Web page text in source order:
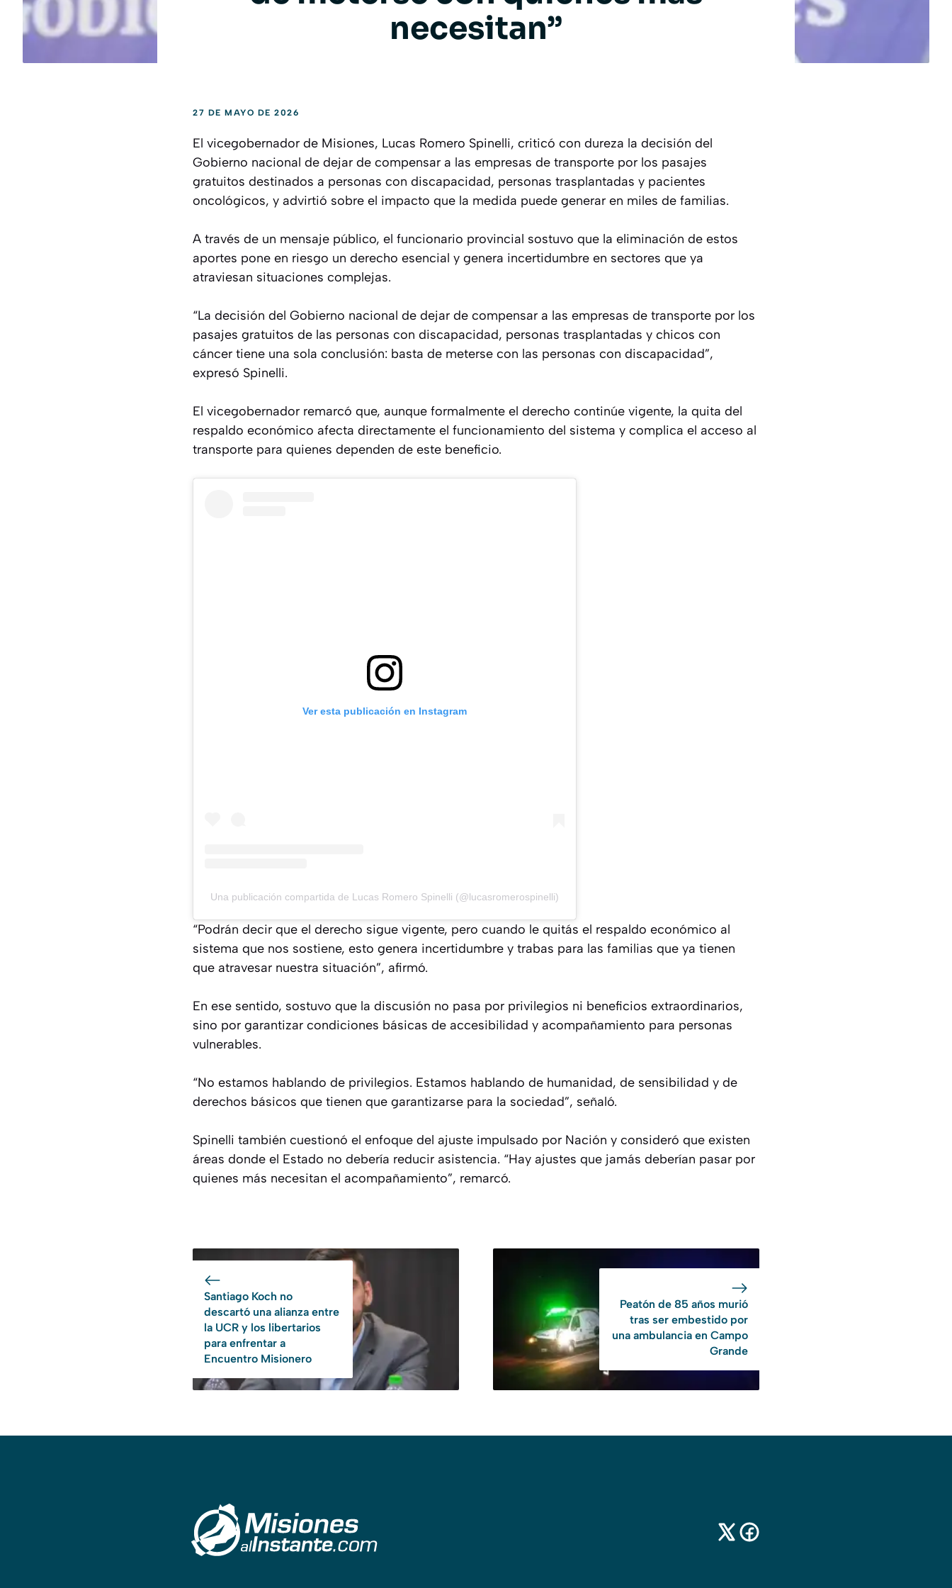
necesitan”
27 DE MAYO DE 2026
El vicegobernador de Misiones, Lucas Romero Spinelli, criticó con dureza la decisión del
Gobierno nacional de dejar de compensar a las empresas de transporte por los pasajes
gratuitos destinados a personas con discapacidad, personas trasplantadas y pacientes
oncológicos, y advirtió sobre el impacto que la medida puede generar en miles de familias.
A través de un mensaje público, el funcionario provincial sostuvo que la eliminación de estos
aportes pone en riesgo un derecho esencial y genera incertidumbre en sectores que ya
atraviesan situaciones complejas.
“La decisión del Gobierno nacional de dejar de compensar a las empresas de transporte por los
pasajes gratuitos de las personas con discapacidad, personas trasplantadas y chicos con
cáncer tiene una sola conclusión: basta de meterse con las personas con discapacidad”,
expresó Spinelli.
El vicegobernador remarcó que, aunque formalmente el derecho continúe vigente, la quita del
respaldo económico afecta directamente el funcionamiento del sistema y complica el acceso al
transporte para quienes dependen de este beneficio.
Ver esta publicación en Instagram
Una publicación compartida de Lucas Romero Spinelli (@lucasromerospinelli)
“Podrán decir que el derecho sigue vigente, pero cuando le quitás el respaldo económico al
sistema que nos sostiene, esto genera incertidumbre y trabas para las familias que ya tienen
que atravesar nuestra situación”, afirmó.
En ese sentido, sostuvo que la discusión no pasa por privilegios ni beneficios extraordinarios,
sino por garantizar condiciones básicas de accesibilidad y acompañamiento para personas
vulnerables.
“No estamos hablando de privilegios. Estamos hablando de humanidad, de sensibilidad y de
derechos básicos que tienen que garantizarse para la sociedad”, señaló.
Spinelli también cuestionó el enfoque del ajuste impulsado por Nación y consideró que existen
áreas donde el Estado no debería reducir asistencia. “Hay ajustes que jamás deberían pasar por
quienes más necesitan el acompañamiento”, remarcó.
Santiago Koch no
descartó una alianza entre
la UCR y los libertarios
para enfrentar a
Encuentro Misionero
Peatón de 85 años murió
tras ser embestido por
una ambulancia en Campo
Grande